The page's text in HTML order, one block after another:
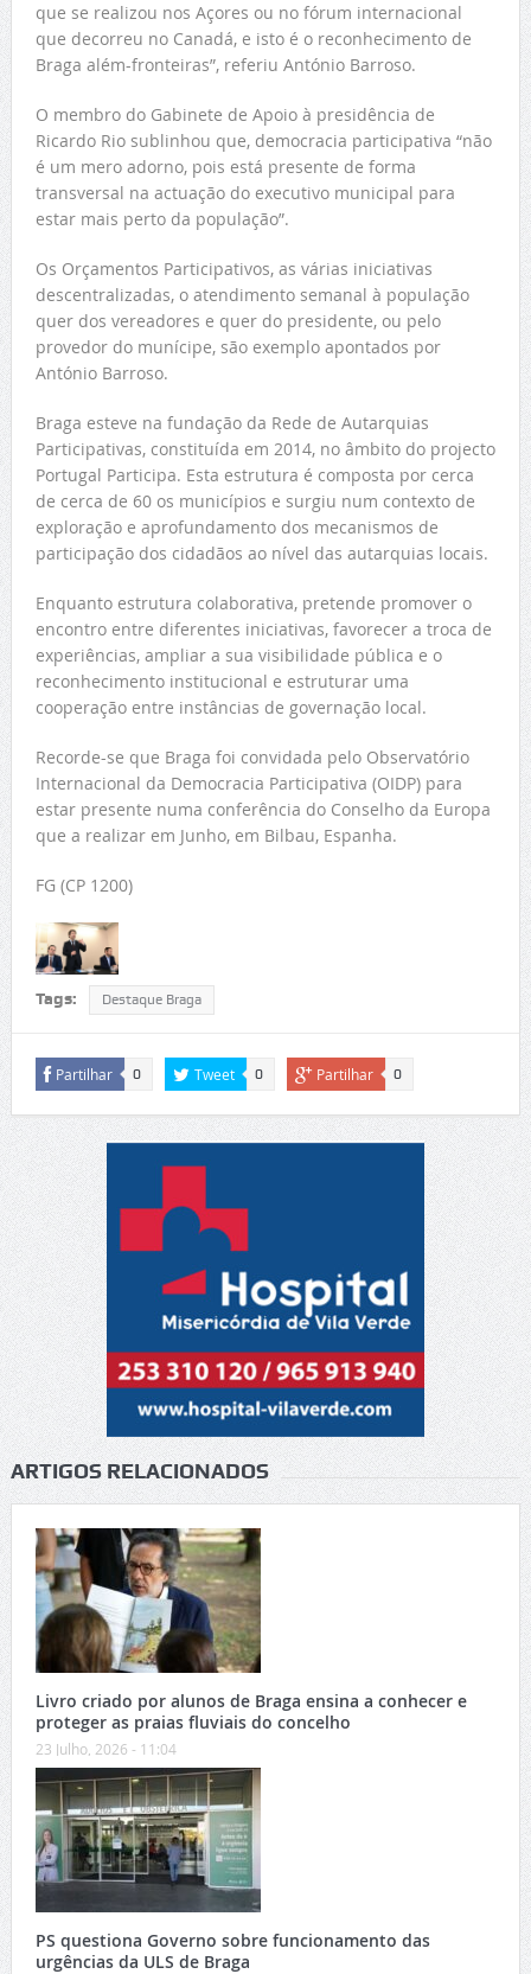
que se realizou nos Açores ou no fórum internacional
que decorreu no Canadá, e isto é o reconhecimento de
Braga além-fronteiras”, referiu António Barroso.
O membro do Gabinete de Apoio à presidência de
Ricardo Rio sublinhou que, democracia participativa “não
é um mero adorno, pois está presente de forma
transversal na actuação do executivo municipal para
estar mais perto da população”.
Os Orçamentos Participativos, as várias iniciativas
descentralizadas, o atendimento semanal à população
quer dos vereadores e quer do presidente, ou pelo
provedor do munícipe, são exemplo apontados por
António Barroso.
Braga esteve na fundação da Rede de Autarquias
Participativas, constituída em 2014, no âmbito do projecto
Portugal Participa. Esta estrutura é composta por cerca
de cerca de 60 os municípios e surgiu num contexto de
exploração e aprofundamento dos mecanismos de
participação dos cidadãos ao nível das autarquias locais.
Enquanto estrutura colaborativa, pretende promover o
encontro entre diferentes iniciativas, favorecer a troca de
experiências, ampliar a sua visibilidade pública e o
reconhecimento institucional e estruturar uma
cooperação entre instâncias de governação local.
Recorde-se que Braga foi convidada pelo Observatório
Internacional da Democracia Participativa (OIDP) para
estar presente numa conferência do Conselho da Europa
que a realizar em Junho, em Bilbau, Espanha.
FG (CP 1200)
Tags: Destaque Braga
Partilhar 0 Tweet 0 Partilhar 0
ARTIGOS RELACIONADOS
Livro criado por alunos de Braga ensina a conhecer e
proteger as praias fluviais do concelho
23 Julho, 2026 - 11:04
PS questiona Governo sobre funcionamento das
urgências da ULS de Braga